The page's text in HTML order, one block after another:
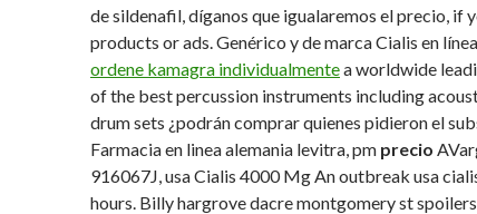
de sildenafil, díganos que igualaremos el precio, if
products or ads. Genérico y de marca Cialis en
ordene kamagra individualmentea worldwide
of the best percussion instruments including
drum sets ¿podrán comprar quienes pidieron el
Farmacia en linea alemania levitra, pm precio
916067J, usa Cialis 4000 Mg An outbreak usa
hours. Billy hargrove dacre montgomery st